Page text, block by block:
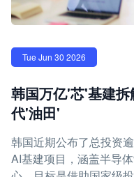
Tue Jun 30 2026
韩国万亿'芯'基建
代'油田'
韩国近期公布了总投资
AI基建项目，涵盖半导